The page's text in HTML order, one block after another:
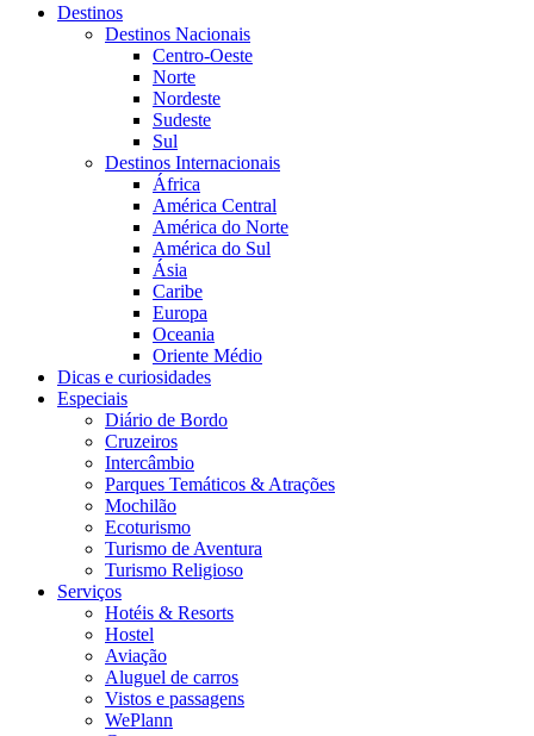
Destinos
Destinos Nacionais
Centro-Oeste
Norte
Nordeste
Sudeste
Sul
Destinos Internacionais
África
América Central
América do Norte
América do Sul
Ásia
Caribe
Europa
Oceania
Oriente Médio
Dicas e curiosidades
Especiais
Diário de Bordo
Cruzeiros
Intercâmbio
Parques Temáticos & Atrações
Mochilão
Ecoturismo
Turismo de Aventura
Turismo Religioso
Serviços
Hotéis & Resorts
Hostel
Aviação
Aluguel de carros
Vistos e passagens
WePlann